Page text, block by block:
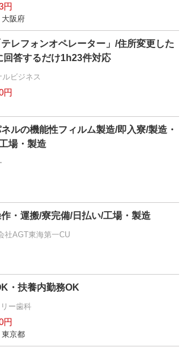
円
阪府
レフォンオペレーター」/住所変更した
回答するだけ1h23件対応
ビジネス
円
ネルの機能性フィルム製造/即入寮/製造・
場・製造
・運搬/寮完備/日払い/工場・製造
社AGT東海第一CU
・扶養内勤務OK
ー歯科
円
京都